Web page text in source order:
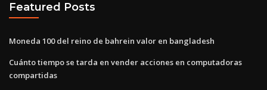
Featured Posts
Moneda 100 del reino de bahrein valor en bangladesh
Cuánto tiempo se tarda en vender acciones en computadoras
compartidas